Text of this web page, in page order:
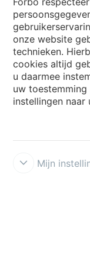
Forbo Movement
Kies een land
onze website
technieken.
cookies altijd
u daarmee
uw
instellingen
Mijn